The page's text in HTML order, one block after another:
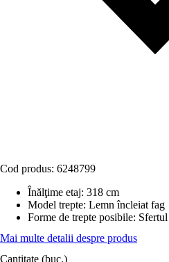
Cod produs: 6248799
Înălţime etaj: 318 cm
Model trepte: Lemn încleiat fag
Forme de trepte posibile:
Mai multe detalii despre produs
Cantitate (buc.)